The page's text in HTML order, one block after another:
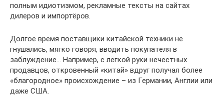
полным идиотизмом, рекламные тексты на сайтах
дилеров и импортёров.
Долгое время поставщики китайской техники не
гнушались, мягко говоря, вводить покупателя в
заблуждение… Например, с лёгкой руки нечестных
продавцов, откровенный «китай» вдруг получал более
«благородное» происхождение – из Германии, Англии или
даже США.